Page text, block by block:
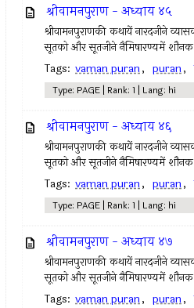
श्रीवामनपुराण - अध्याय ४५
श्रीवामनपुराणकी कथायें नारदजीने
सूतको और सूतजीने नैमिषारण्यमें शौनक
Tags: vaman puran, puran,
Type: PAGE | Rank: 1 | Lang: hi
श्रीवामनपुराण - अध्याय ४६
श्रीवामनपुराणकी कथायें नारदजीने
सूतको और सूतजीने नैमिषारण्यमें शौनक
Tags: vaman puran, puran,
Type: PAGE | Rank: 1 | Lang: hi
श्रीवामनपुराण - अध्याय ४७
श्रीवामनपुराणकी कथायें नारदजीने
सूतको और सूतजीने नैमिषारण्यमें शौनक
Tags: vaman puran, puran,